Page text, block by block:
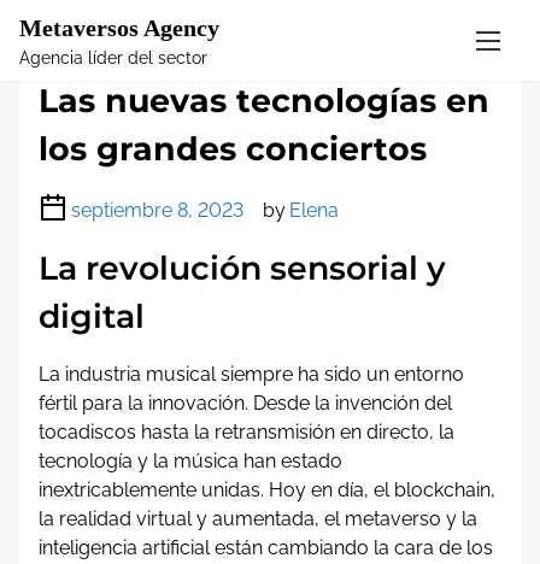
Metaversos Agency
Agencia líder del sector
Las nuevas tecnologías en
los grandes conciertos
septiembre 8, 2023 by Elena
La revolución sensorial y
digital
La industria musical siempre ha sido un entorno
fértil para la innovación. Desde la invención del
tocadiscos hasta la retransmisión en directo, la
tecnología y la música han estado
inextricablemente unidas. Hoy en día, el blockchain,
la realidad virtual y aumentada, el metaverso y la
inteligencia artificial están cambiando la cara de los